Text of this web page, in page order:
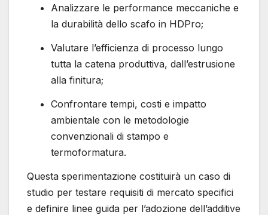
Analizzare le performance meccaniche e
la durabilità dello scafo in HDPro;
Valutare l’efficienza di processo lungo
tutta la catena produttiva, dall’estrusione
alla finitura;
Confrontare tempi, costi e impatto
ambientale con le metodologie
convenzionali di stampo e
termoformatura.
Questa sperimentazione costituirà un caso di
studio per testare requisiti di mercato specifici
e definire linee guida per l’adozione dell’additive